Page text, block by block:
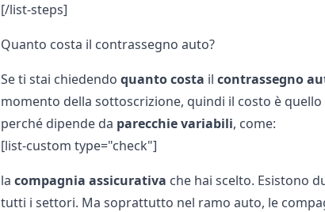
[/list-steps]
Quanto costa il contrassegno auto?
Se ti stai chiedendo quantocosta il contrassegno
momento della sottoscrizione, quindi il costo è
perché dipende da parecchie variabili, come:
[list-custom type="check"]
la compagnia assicurativa che hai scelto. Esistono
tutti i settori. Ma soprattutto nel ramo auto, le